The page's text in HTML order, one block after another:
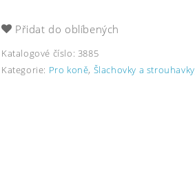
Přidat do oblíbených
Katalogové číslo: 3885
Kategorie: Pro koně, Šlachovky a strouhavky